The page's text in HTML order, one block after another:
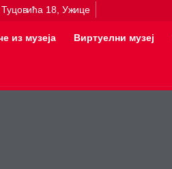
Туцовића 18, Ужице
из музеја Виртуелни музеј